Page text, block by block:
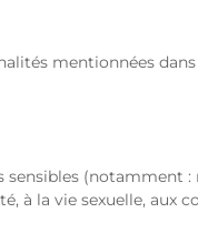
mentionnées
à la vie sexuelle, aux